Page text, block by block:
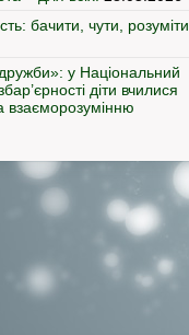
бачити, чути, розуміти
у Національний
діти вчилися
взаєморозумінню